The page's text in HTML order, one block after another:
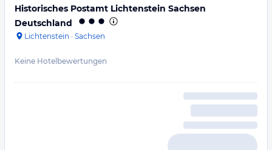
Historisches Postamt Lichtenstein Sachsen
Deutschland
Lichtenstein · Sachsen
Keine Hotelbewertungen